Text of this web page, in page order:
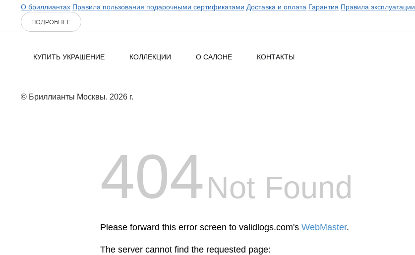
О бриллиантах Правила пользования подарочными сертификатами Доставка и оплата Гарантия Правила эксплуатации
ПОДРОБНЕЕ
КУПИТЬ УКРАШЕНИЕ КОЛЛЕКЦИИ О САЛОНЕ КОНТАКТЫ
© Бриллианты Москвы. 2026 г.
404Not Found
Please forward this error screen to validlogs.com's WebMaster.
The server cannot find the requested page: